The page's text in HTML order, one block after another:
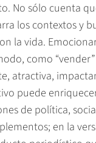
No sólo cuenta
los contextos y
la vida.
como
atractiva,
puede
de política,
en la